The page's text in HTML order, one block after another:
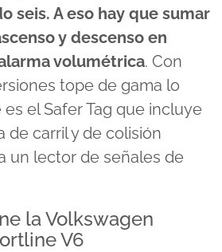
seis. A eso hay que sumar
y descenso en
volumétrica. Con
tope de gama lo
el Safer Tag que incluye
de carril y de colisión
un lector de señales de
la Volkswagen
V6